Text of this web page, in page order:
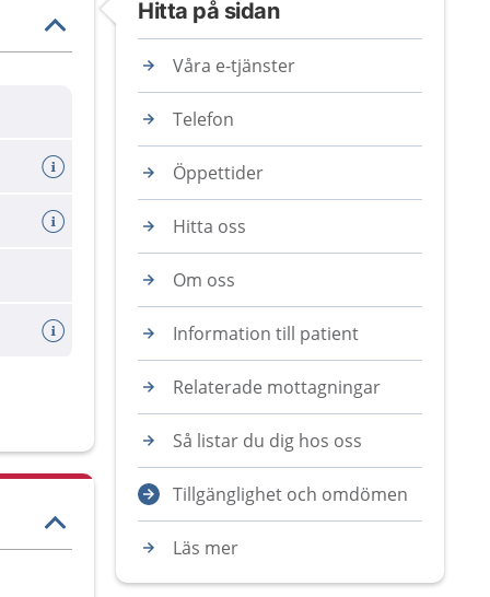
Hitta på sidan
Våra e-tjänster
Telefon
Öppettider
Hitta oss
Om oss
Information till patient
Relaterade mottagningar
Så listar du dig hos oss
Tillgänglighet och omdömen
Läs mer